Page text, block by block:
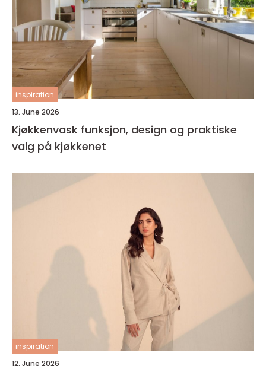
inspiration
13. June 2026
Kjøkkenvask funksjon, design og praktiske
valg på kjøkkenet
inspiration
12. June 2026